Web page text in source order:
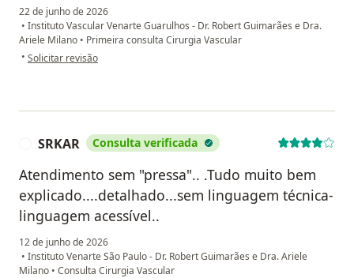
22 de junho de 2026
• Instituto Vascular Venarte Guarulhos - Dr. Robert Guimarães e Dra.
Ariele Milano • Primeira consulta Cirurgia Vascular
• na opinião do utilizador Adriana Marchetti
Solicitar revisão
SRKAR Consulta verificada
Atendimento sem "pressa".. .Tudo muito bem
explicado....detalhado...sem linguagem técnica-
linguagem acessível..
12 de junho de 2026
• Instituto Venarte São Paulo - Dr. Robert Guimarães e Dra. Ariele
Milano • Consulta Cirurgia Vascular